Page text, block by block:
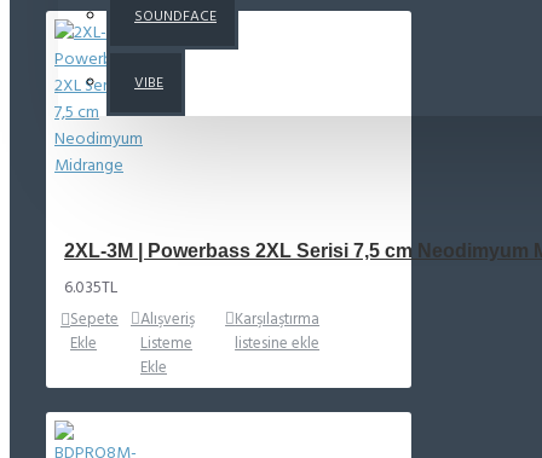
SOUNDFACE
VIBE
2XL-3M | Powerbass 2XL Serisi 7,5 cm Neodimyum
6.035TL
Sepete
Ekle
Alışveriş
Listeme
Ekle
Karşılaştırma
listesine ekle